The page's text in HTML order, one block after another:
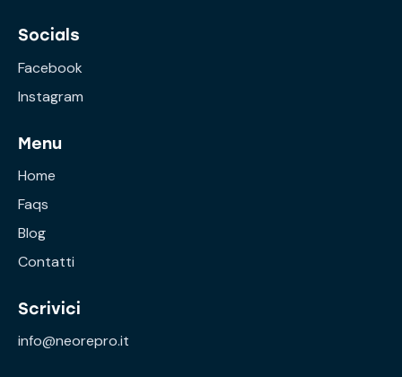
Socials
Facebook
Instagram
Menu
Home
Faqs
Blog
Contatti
Scrivici
info@neorepro.it